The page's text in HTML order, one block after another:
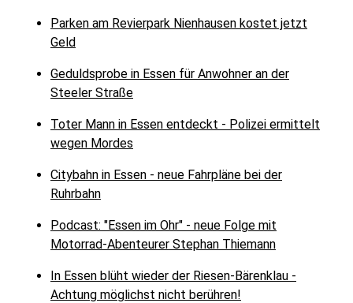
Parken am Revierpark Nienhausen kostet jetzt
Geld
Geduldsprobe in Essen für Anwohner an der
Steeler Straße
Toter Mann in Essen entdeckt - Polizei ermittelt
wegen Mordes
Citybahn in Essen - neue Fahrpläne bei der
Ruhrbahn
Podcast: "Essen im Ohr" - neue Folge mit
Motorrad-Abenteurer Stephan Thiemann
In Essen blüht wieder der Riesen-Bärenklau -
Achtung möglichst nicht berühren!